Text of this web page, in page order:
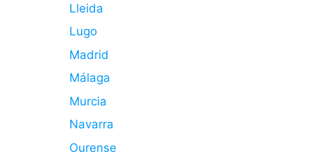
Lleida
Lugo
Madrid
Málaga
Murcia
Navarra
Ourense